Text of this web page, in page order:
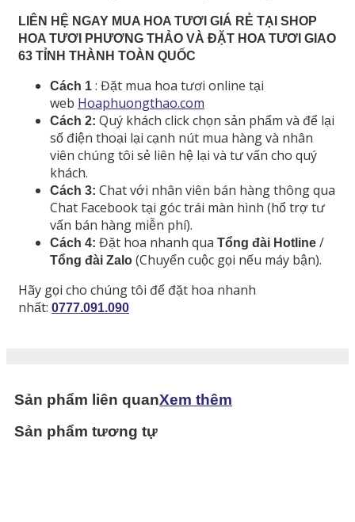
LIÊN HỆ NGAY MUA HOA TƯƠI GIÁ RẺ TẠI SHOP
HOA TƯƠI PHƯƠNG THẢO VÀ ĐẶT HOA TƯƠI GIAO
63 TỈNH THÀNH TOÀN QUỐC
Cách 1 : Đặt mua hoa tươi online tại
web Hoaphuongthao.com
Cách 2: Quý khách click chọn sản phẩm và để lại
số điện thoại lại cạnh nút mua hàng và nhân
viên chúng tôi sẻ liên hệ lại và tư vấn cho quý
khách.
Cách 3: Chat với nhân viên bán hàng thông qua
Chat Facebook tại góc trái màn hình (hổ trợ tư
vấn bán hàng miễn phí).
Cách 4: Đặt hoa nhanh qua Tổng đài Hotline /
Tổng đài Zalo (Chuyển cuộc gọi nếu máy bận).
Hãy gọi cho chúng tôi để đặt hoa nhanh
nhất: 0777.091.090
Sản phẩm liên quanXem thêm
Sản phẩm tương tự